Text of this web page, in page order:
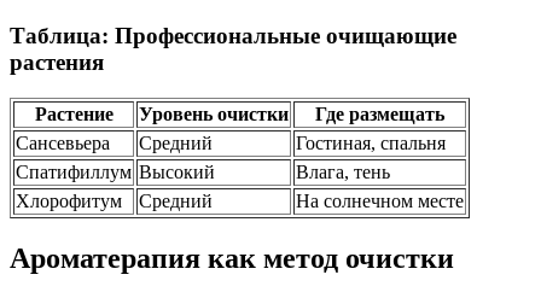
Таблица: Профессиональные очищающие
растения
Растение Уровень очистки
Где размещать
Сансевьера
Средний
Гостиная, спальня
Спатифиллум Высокий
Влага, тень
Хлорофитум
Средний На солнечном месте
Ароматерапия как метод очистки